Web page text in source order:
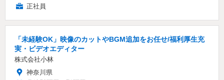
正社員
「未経験OK」映像のカットやBGM追加をお任せ/福利厚生充
実・ビデオエディター
株式会社小林
神奈川県